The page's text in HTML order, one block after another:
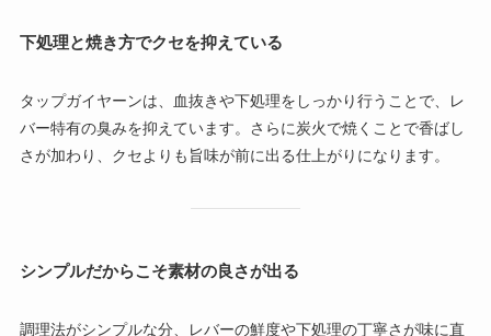
下処理と焼き方でクセを抑えている
タップガイヤーンは、血抜きや下処理をしっかり行うことで、レ
バー特有の臭みを抑えています。さらに炭火で焼くことで香ばし
さが加わり、クセよりも旨味が前に出る仕上がりになります。
シンプルだからこそ素材の良さが出る
調理法がシンプルな分、レバーの鮮度や下処理の丁寧さが味に直